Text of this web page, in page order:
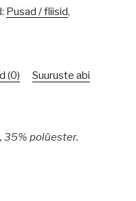
Pusad / fliisid,
(0) Suuruste abi
35% polüester.